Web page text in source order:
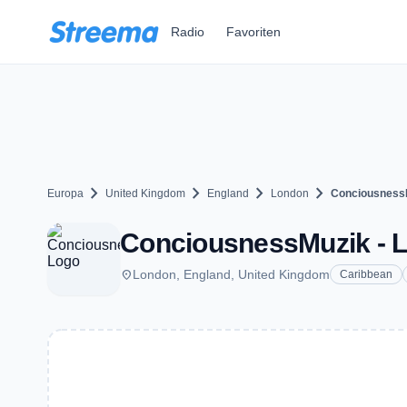
Radio Favoriten
Europa chevron_right United Kingdom chevron_right England chevron_right London chevron_right
ConciousnessMuzik -
placeLondon, England, United Kingdom Caribbean